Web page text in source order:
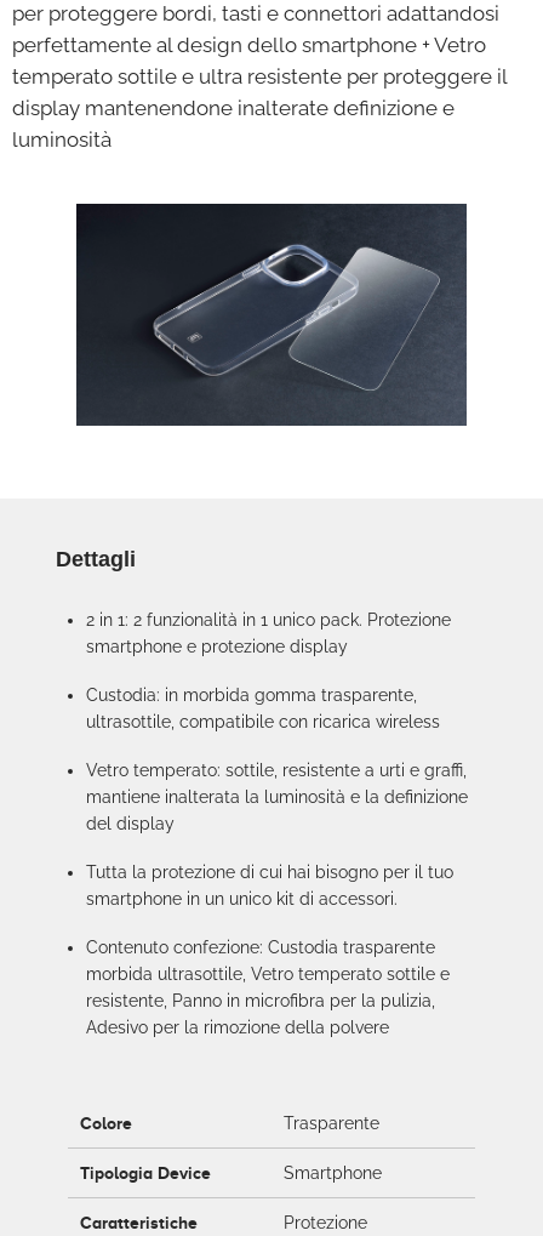
per proteggere bordi, tasti e connettori adattandosi
perfettamente al design dello smartphone + Vetro
temperato sottile e ultra resistente per proteggere il
display mantenendone inalterate definizione e
luminosità
Dettagli
2 in 1: 2 funzionalità in 1 unico pack. Protezione
smartphone e protezione display
Custodia: in morbida gomma trasparente,
ultrasottile, compatibile con ricarica wireless
Vetro temperato: sottile, resistente a urti e graffi,
mantiene inalterata la luminosità e la definizione
del display
Tutta la protezione di cui hai bisogno per il tuo
smartphone in un unico kit di accessori.
Contenuto confezione: Custodia trasparente
morbida ultrasottile, Vetro temperato sottile e
resistente, Panno in microfibra per la pulizia,
Adesivo per la rimozione della polvere
Colore Trasparente
Tipologia Device Smartphone
Caratteristiche Protezione